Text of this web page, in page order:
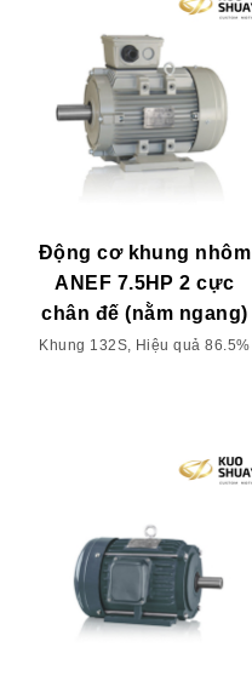
Động cơ khung nhôm
ANEF 7.5HP 2 cực
chân đế (nằm ngang)
Khung 132S, Hiệu quả 86.5%